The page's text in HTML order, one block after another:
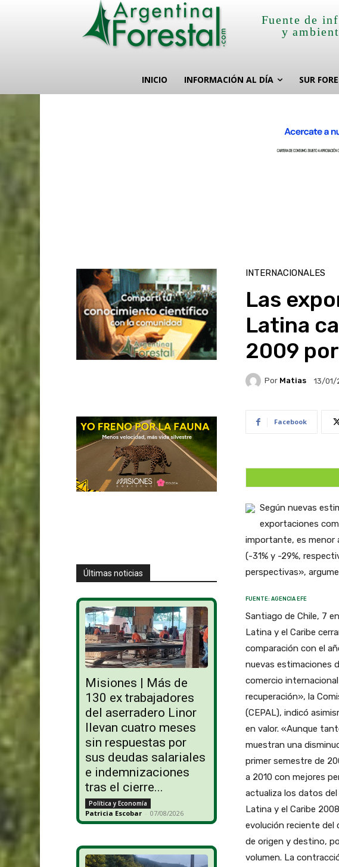
Fuente de
y
INICIO INFORMACIÓN AL DÍA SUR
Últimas noticias
Misiones | Más de
130 ex trabajadores
del aserradero Linor
llevan cuatro meses
sin respuestas por
sus deudas salariales
e indemnizaciones
tras el cierre...
Política y Economía
Patricia Escobar - 07/08/2026
INTERNACIONALES
Las
Latina
2009
Por Matias 13/01/
Facebook
Según nuevas
exportaciones
importante, es menor
(-31% y -29%,
perspectivas»,
FUENTE: AGENCIA EFE
Santiago de Chile, 7
Latina y el Caribe
comparación con el
nuevas estimaciones
comercio
recuperación», la
(CEPAL), indicó
en valor. «Aunque
muestran una
primer semestre de
a 2010 con mejores
actualiza los datos
Latina y el Caribe
evolución reciente del
de origen y destino,
volumen. La